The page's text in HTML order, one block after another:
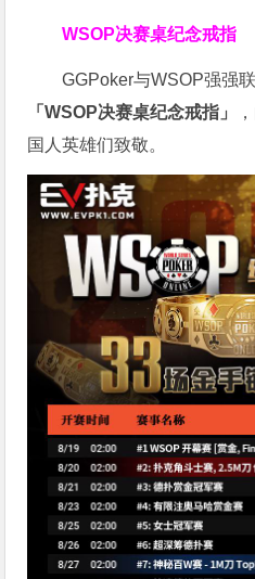
WSOP决赛桌纪念戒指
GGPoker与WSOP强强
「WSOP决赛桌纪念戒指」
国人英雄们致敬。